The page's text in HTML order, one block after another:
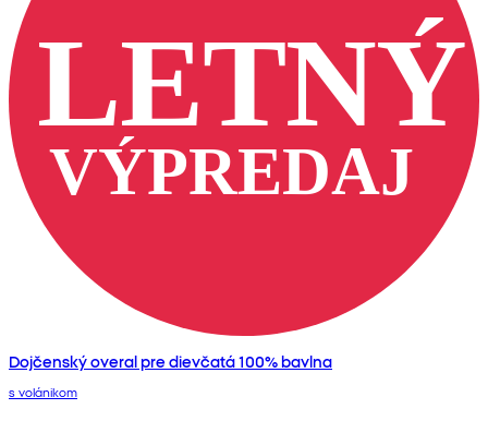
Dojčenský overal pre dievčatá 100% bavlna
s volánikom